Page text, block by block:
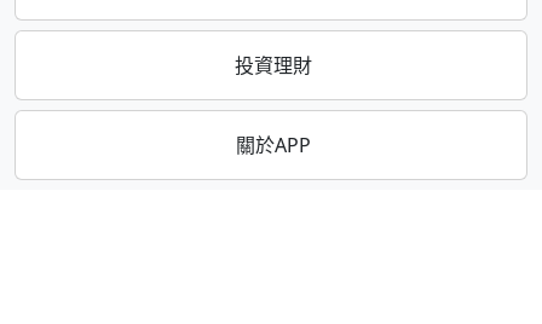
投資理財
關於APP